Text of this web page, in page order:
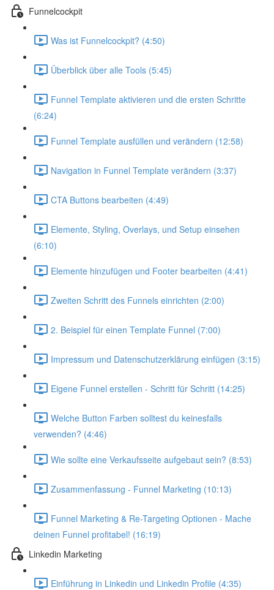
Funnelcockpit
Was ist Funnelcockpit? (4:50)
Überblick über alle Tools (5:45)
Funnel Template aktivieren und die ersten Schritte
(6:24)
Funnel Template ausfüllen und verändern (12:58)
Navigation in Funnel Template verändern (3:37)
CTA Buttons bearbeiten (4:49)
Elemente, Styling, Overlays, und Setup einsehen
(6:10)
Elemente hinzufügen und Footer bearbeiten (4:41)
Zweiten Schritt des Funnels einrichten (2:00)
2. Beispiel für einen Template Funnel (7:00)
Impressum und Datenschutzerklärung einfügen (3:15)
Eigene Funnel erstellen - Schritt für Schritt (14:25)
Welche Button Farben solltest du keinesfalls
verwenden? (4:46)
Wie sollte eine Verkaufsseite aufgebaut sein? (8:53)
Zusammenfassung - Funnel Marketing (10:13)
Funnel Marketing & Re-Targeting Optionen - Mache
deinen Funnel profitabel! (16:19)
Linkedin Marketing
Einführung in Linkedin und Linkedin Profile (4:35)